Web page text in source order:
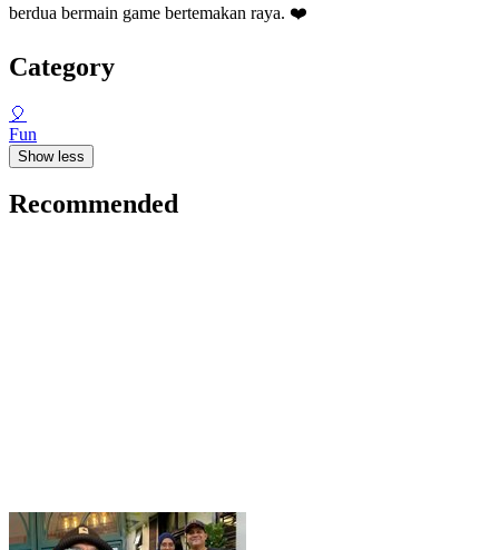
berdua bermain game bertemakan raya. ❤️
Category
🎈
Fun
Show less
Recommended